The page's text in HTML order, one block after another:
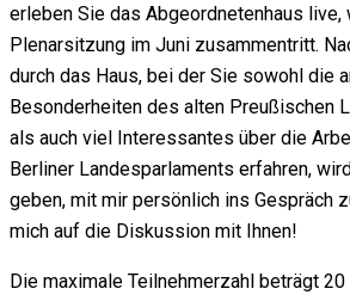
erleben Sie das Abgeordnetenhaus live,
Plenarsitzung im Juni zusammentritt.
durch das Haus, bei der Sie sowohl die
Besonderheiten des alten Preußischen
als auch viel Interessantes über die
Berliner Landesparlaments erfahren,
geben, mit mir persönlich ins Gespräch
mich auf die Diskussion mit Ihnen!
Die maximale Teilnehmerzahl beträgt